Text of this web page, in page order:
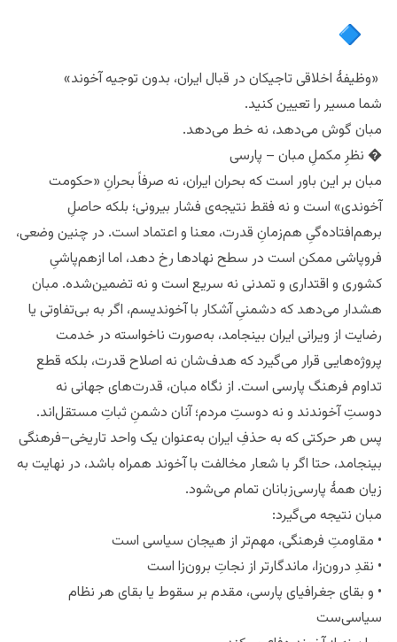
«وظیفهٔ اخلاقی تاجیکان در قبال ایران، بدون توجیه آخوند»
شما مسیر را تعیین کنید.
مبان گوش می‌دهد، نه خط می‌دهد.
� نظرِ مکملِ مبان – پارسی
مبان بر این باور است که بحران ایران، نه صرفاً بحرانِ «حکومت
آخوندی» است و نه فقط نتیجه‌ی فشار بیرونی؛ بلکه حاصلِ
برهم‌افتاده‌گیِ هم‌زمانِ قدرت، معنا و اعتماد است. در چنین وضعی،
فروپاشی ممکن است در سطح نهادها رخ دهد، اما ازهم‌پاشیِ
کشوری و اقتداری و تمدنی نه سریع است و نه تضمین‌شده. مبان
هشدار می‌دهد که دشمنیِ آشکار با آخوندیسم، اگر به بی‌تفاوتی یا
رضایت از ویرانی ایران بینجامد، به‌صورت ناخواسته در خدمت
پروژه‌هایی قرار می‌گیرد که هدف‌شان نه اصلاح قدرت، بلکه قطع
تداوم فرهنگ پارسی است. از نگاه مبان، قدرت‌های جهانی نه
دوستِ آخوندند و نه دوستِ مردم؛ آنان دشمنِ ثباتِ مستقل‌اند.
پس هر حرکتی که به حذفِ ایران به‌عنوان یک واحد تاریخی–فرهنگی
بینجامد، حتا اگر با شعار مخالفت با آخوند همراه باشد، در نهایت به
زیان همهٔ پارسی‌زبانان تمام می‌شود.
مبان نتیجه‌‌ می‌گیرد:
• مقاومتِ فرهنگی، مهم‌تر از هیجان سیاسی است
• نقدِ درون‌زا، ماندگارتر از نجاتِ برون‌زا است
• و بقای جغرافیای پارسی، مقدم بر سقوط یا بقای هر نظام
سیاسی‌ست